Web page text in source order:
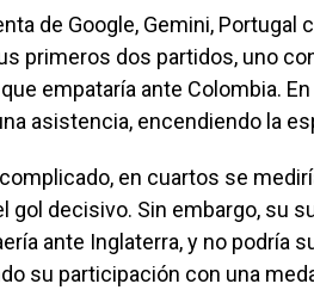
de Google, Gemini, Portugal
primeros dos partidos, uno
empataría ante Colombia.
asistencia, encendiendo la
en cuartos se
gol decisivo. Sin embargo, su
ante Inglaterra, y no podría
su participación con una